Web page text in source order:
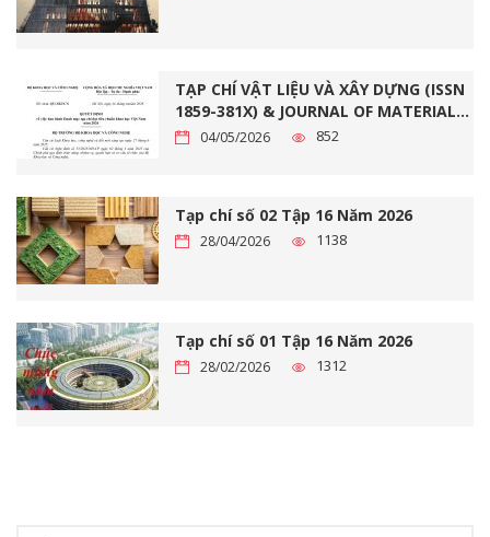
TẠP CHÍ VẬT LIỆU VÀ XÂY DỰNG (ISSN
1859-381X) & JOURNAL OF MATERIALS
AND CONSTRUCTION (ISSN 2734-9438)
04/05/2026 852
Tạp chí số 02 Tập 16 Năm 2026
28/04/2026 1138
Tạp chí số 01 Tập 16 Năm 2026
28/02/2026 1312